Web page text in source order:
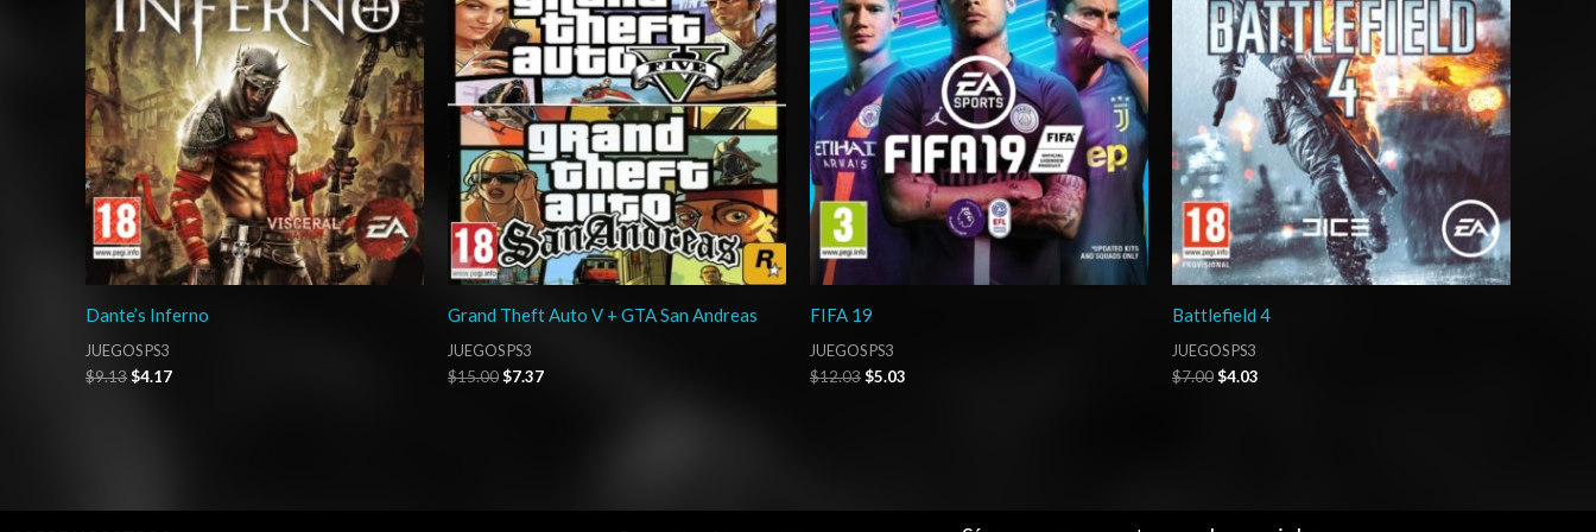
Dante’s Inferno
JUEGOS PS3
$9.13$4.17
Grand Theft Auto V + GTA San Andreas
JUEGOS PS3
$15.00$7.37
FIFA 19
JUEGOS PS3
$12.03$5.03
Battlefield 4
JUEGOS PS3
$7.00$4.03